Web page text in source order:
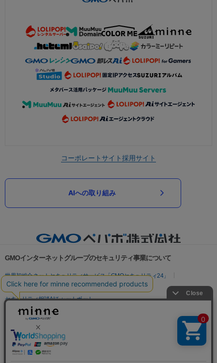
コーポレートサイト採用サイト
AIへの取り組み
GMOインターネットグループのセキュリティ事業について
世界初総合ネットセキュリティサービス「GMOセキュリティ24」
パスワード漏洩診断
Webサイトリスク診断
セキュリティ相談AIチャットボット
実在証明・盗聴対策
サイバー攻撃対策（GMO Flatt Security）
セキュリティ事業の軌跡